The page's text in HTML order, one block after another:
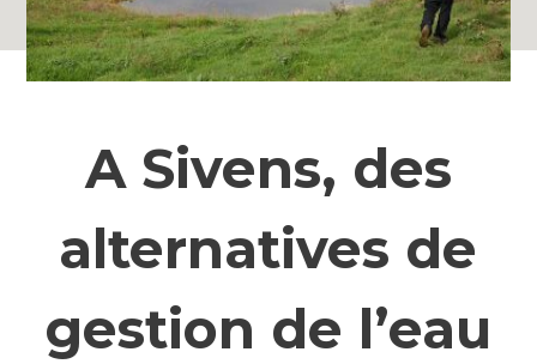
A Sivens, des
alternatives de
gestion de l’eau